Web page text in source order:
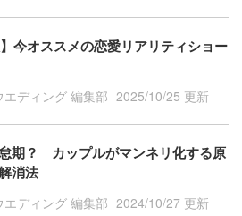
】今オススメの恋愛リアリティショー
エディング 編集部 2025/10/25 更新
期？ カップルがマンネリ化する原
消法
エディング 編集部 2024/10/27 更新